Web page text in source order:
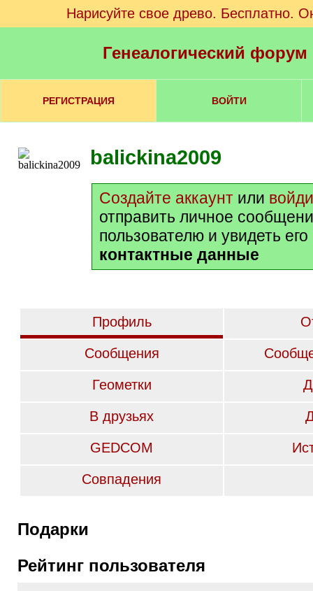
Нарисуйте свое древо. Бесплатно.
Генеалогический
РЕГИСТРАЦИЯ ВОЙТИ
balickina2009
Создайте аккаунт или
отправить личное
пользователю и увидеть
контактные данные
Профиль
Сообщения
Геометки
В друзьях
GEDCOM
Совпадения
Подарки
Рейтинг пользователя